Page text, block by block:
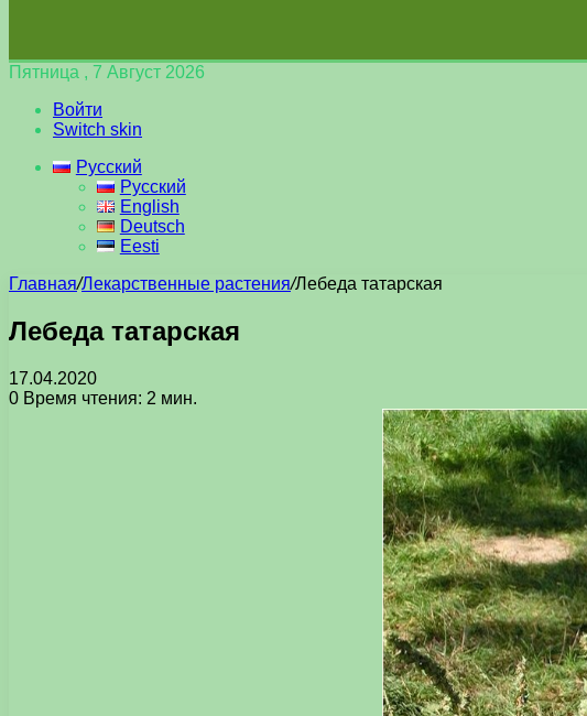
Пятница , 7 Август 2026
Войти
Switch skin
Русский
Русский
English
Deutsch
Eesti
Главная/Лекарственные растения/Лебеда татарская
Лебеда татарская
17.04.2020
0 Время чтения: 2 мин.